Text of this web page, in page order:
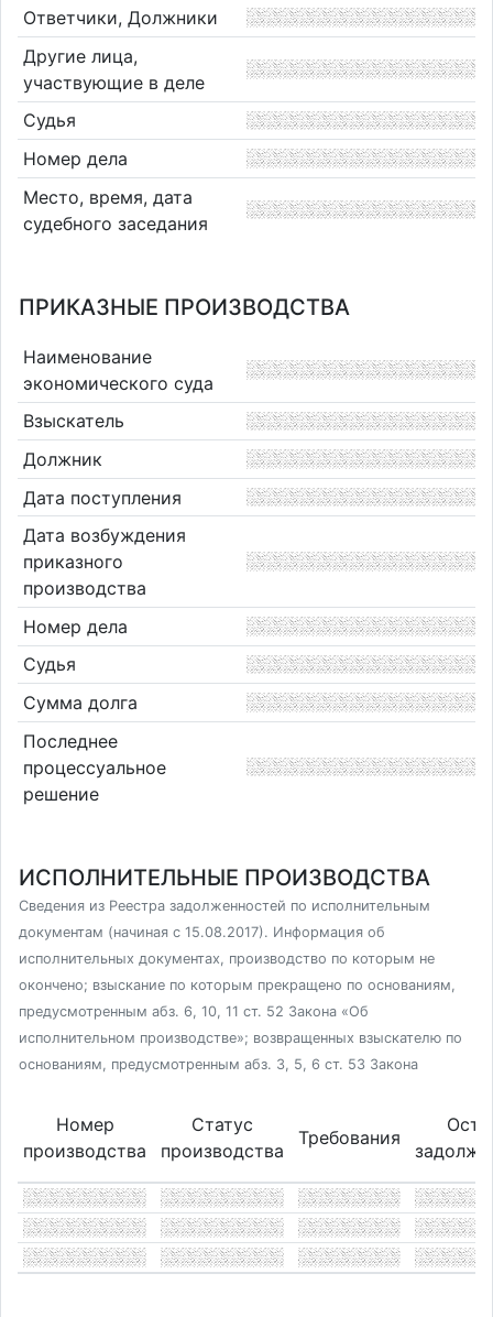
Ответчики, Должники
Другие лица,
участвующие в деле
Судья
Номер дела
Место, время, дата
судебного заседания
ПРИКАЗНЫЕ ПРОИЗВОДСТВА
Наименование
экономического суда
Взыскатель
Должник
Дата поступления
Дата возбуждения
приказного
производства
Номер дела
Судья
Сумма долга
Последнее
процессуальное
решение
ИСПОЛНИТЕЛЬНЫЕ ПРОИЗВОДСТВА
Сведения из Реестра задолженностей по исполнительным
документам (начиная с 15.08.2017). Информация об
исполнительных документах, производство по которым не
окончено; взыскание по которым прекращено по основаниям,
предусмотренным абз. 6, 10, 11 ст. 52 Закона «Об
исполнительном производстве»; возвращенных взыскателю по
основаниям, предусмотренным абз. 3, 5, 6 ст. 53 Закона
Номер
производства
Статус
производства
Требования